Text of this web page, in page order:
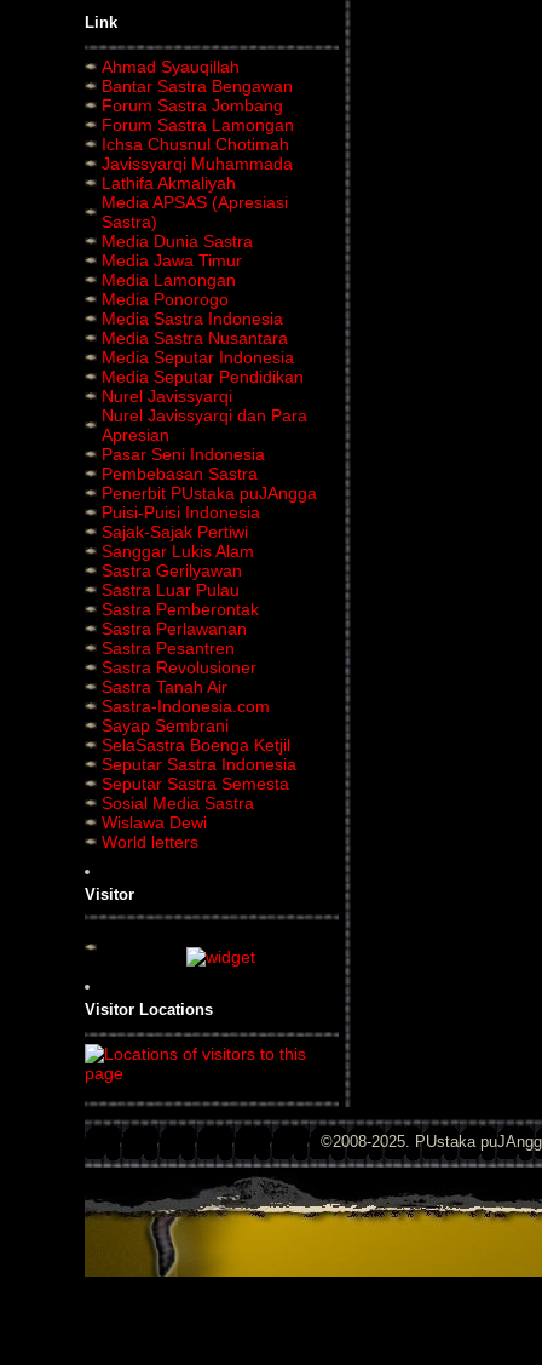
Link
Ahmad Syauqillah
Bantar Sastra Bengawan
Forum Sastra Jombang
Forum Sastra Lamongan
Ichsa Chusnul Chotimah
Javissyarqi Muhammada
Lathifa Akmaliyah
Media APSAS (Apresiasi
Sastra)
Media Dunia Sastra
Media Jawa Timur
Media Lamongan
Media Ponorogo
Media Sastra Indonesia
Media Sastra Nusantara
Media Seputar Indonesia
Media Seputar Pendidikan
Nurel Javissyarqi
Nurel Javissyarqi dan Para
Apresian
Pasar Seni Indonesia
Pembebasan Sastra
Penerbit PUstaka puJAngga
Puisi-Puisi Indonesia
Sajak-Sajak Pertiwi
Sanggar Lukis Alam
Sastra Gerilyawan
Sastra Luar Pulau
Sastra Pemberontak
Sastra Perlawanan
Sastra Pesantren
Sastra Revolusioner
Sastra Tanah Air
Sastra-Indonesia.com
Sayap Sembrani
SelaSastra Boenga Ketjil
Seputar Sastra Indonesia
Seputar Sastra Semesta
Sosial Media Sastra
Wislawa Dewi
World letters
Visitor
Visitor Locations
©2008-2025. PUstaka